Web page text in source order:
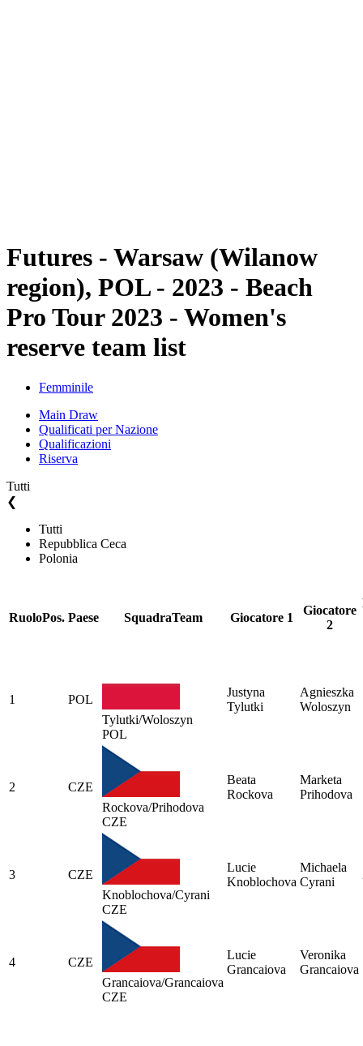
Futures - Warsaw (Wilanow
region), POL - 2023 - Beach
Pro Tour 2023 - Women's
reserve team list
Femminile
Main Draw
Qualificati per Nazione
Qualificazioni
Riserva
Tutti
❮
Tutti
Repubblica Ceca
Polonia
RuoloPos. Paese SquadraTeam Giocatore 1
Giocatore
2
1
POL
Tylutki/Woloszyn
POL
Justyna
Tylutki
Agnieszka
Woloszyn
2
CZE
Rockova/Prihodova
CZE
Beata
Rockova
Marketa
Prihodova
3
CZE
Knoblochova/Cyrani
CZE
Lucie
Knoblochova
Michaela
Cyrani
4
CZE
Grancaiova/Grancaiova
CZE
Lucie
Grancaiova
Veronika
Grancaiova